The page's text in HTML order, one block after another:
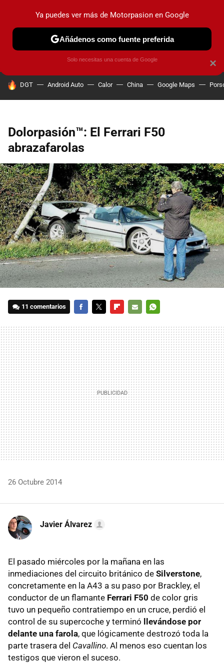
PRUEBAS COCHES ELÉCTRICOS OBSERVATORIO
HOY SE HABLA DE
DGT Android Auto Calor China Google Maps
Dolorpasión™: El Ferrari F50
abrazafarolas
11 comentarios
MAIL
26 Octubre 2014
Javier Álvarez
El pasado miércoles por la mañana en las
inmediaciones del circuito británico de Silverstone,
concretamente en la A43 a su paso por Brackley, el
conductor de un flamante Ferrari F50 de color gris
tuvo un pequeño contratiempo en un cruce, perdió el
control de su supercoche y terminó llevándose por
delante una farola, que lógicamente destrozó toda la
parte trasera del Cavallino. Al menos eso cuentan los
testigos que vieron el suceso.
×
Ya puedes ver más de Motorpasion en Google
Añádenos como fuente preferida
Solo necesitas una cuenta de Google